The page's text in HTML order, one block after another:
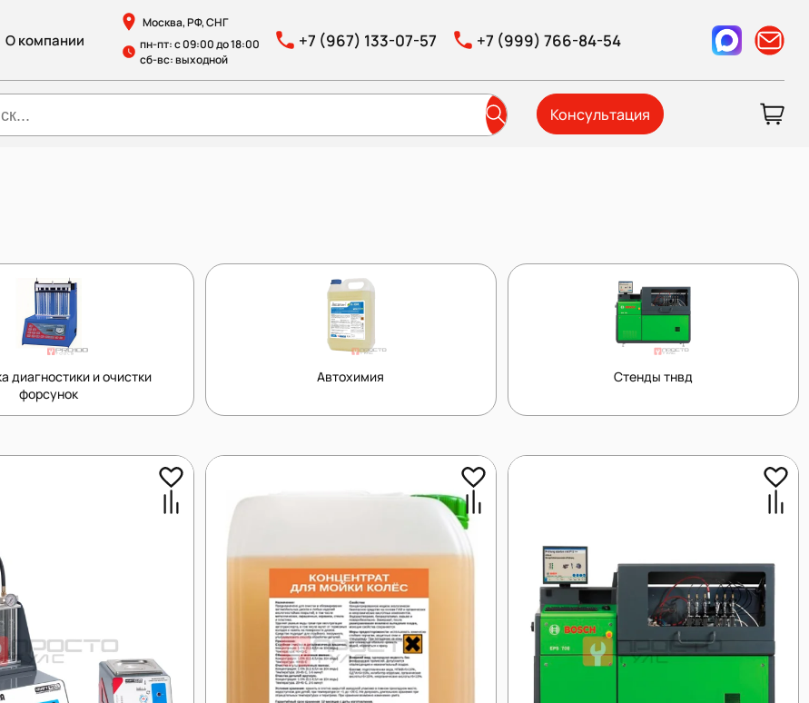
О компании
Москва, РФ, СНГ
пн-пт: с 09:00 до 18:00
сб-вс: выходной
+7 (967) 133-07-57 +7 (999) 766-84-54
Консультация
диагностики и очистки
форсунок
Автохимия Стенды тнвд